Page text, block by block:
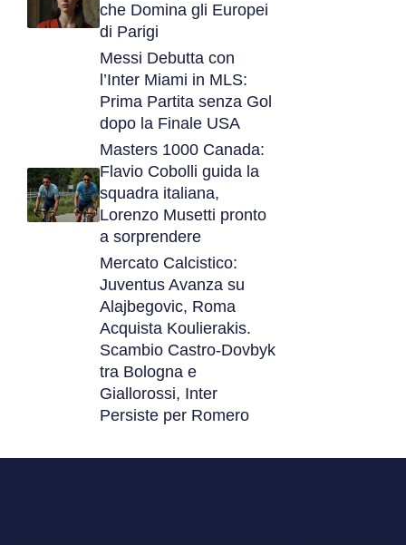
che Domina gli Europei
di Parigi
Messi Debutta con
l’Inter Miami in MLS:
Prima Partita senza Gol
dopo la Finale USA
Masters 1000 Canada:
Flavio Cobolli guida la
squadra italiana,
Lorenzo Musetti pronto
a sorprendere
Mercato Calcistico:
Juventus Avanza su
Alajbegovic, Roma
Acquista Koulierakis.
Scambio Castro-Dovbyk
tra Bologna e
Giallorossi, Inter
Persiste per Romero